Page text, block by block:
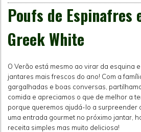
Poufs de Espinafres
Greek White
O Verão está mesmo ao virar da esquina
jantares mais frescos do ano! Com a
gargalhadas e boas conversas,
comida e apreciamos o que de melhor a
porque queremos ajudá-lo a surpreender
uma entrada gourmet no próximo jantar,
receita simples mas muito deliciosa!